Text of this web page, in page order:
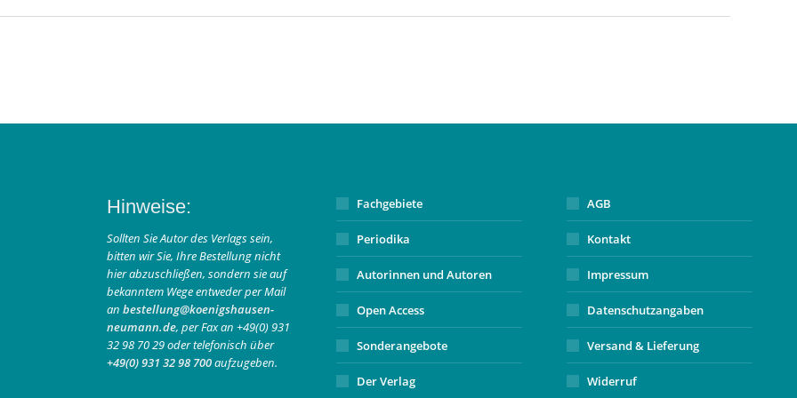
Hinweise:
Sollten Sie Autor des Verlags sein,
bitten wir Sie, Ihre Bestellung nicht
hier abzuschließen, sondern sie auf
bekanntem Wege entweder per Mail
an bestellung@koenigshausen-
neumann.de, per Fax an +49(0) 931
32 98 70 29 oder telefonisch über
+49(0) 931 32 98 700aufzugeben.
Fachgebiete
Periodika
Autorinnen und Autoren
Open Access
Sonderangebote
Der Verlag
AGB
Kontakt
Impressum
Datenschutzangaben
Versand & Lieferung
Widerruf